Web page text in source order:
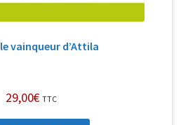
vainqueur d’Attila
29,00€ TTC